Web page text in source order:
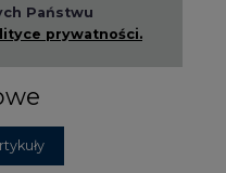
Państwu
prywatności.